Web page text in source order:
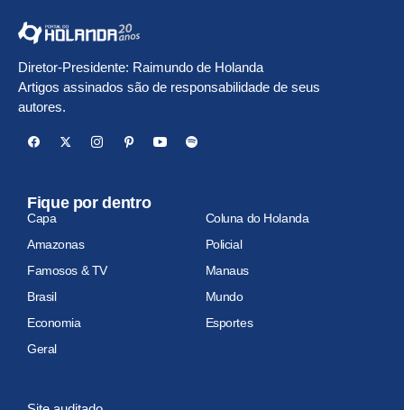
Diretor-Presidente: Raimundo de Holanda
Artigos assinados são de responsabilidade de seus
autores.
Fique por dentro
Capa
Coluna do Holanda
Amazonas
Policial
Famosos & TV
Manaus
Brasil
Mundo
Economia
Esportes
Geral